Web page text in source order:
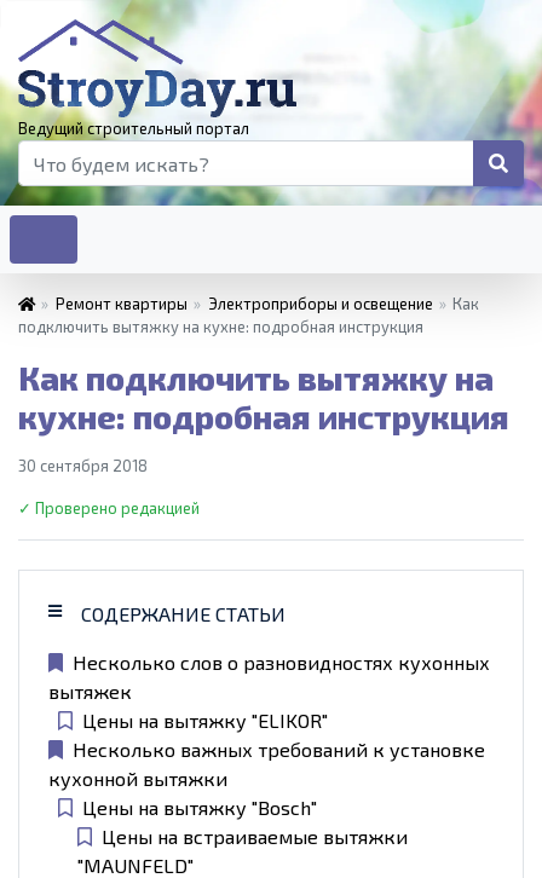
Ведущий строительный портал
» Ремонт квартиры » Электроприборы и освещение » Как
подключить вытяжку на кухне: подробная инструкция
Как подключить вытяжку на
кухне: подробная инструкция
30 сентября 2018
✓ Проверено редакцией
СОДЕРЖАНИЕ СТАТЬИ
Несколько слов о разновидностях кухонных
вытяжек
Цены на вытяжку "ELIKOR"
Несколько важных требований к установке
кухонной вытяжки
Цены на вытяжку "Bosch"
Цены на встраиваемые вытяжки
"MAUNFELD"